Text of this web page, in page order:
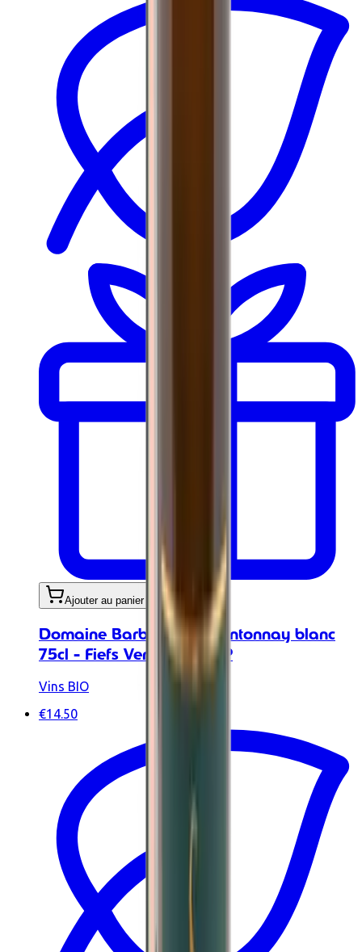
Ajouter au panier
Domaine Barbinières Chantonnay blanc
75cl - Fiefs Vendéens AOP
Vins BIO
€14.50